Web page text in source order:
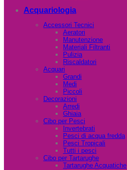
Acquariologia
Accessori Tecnici
Aeratori
Manutenzione
Materiali Filtranti
Pulizia
Riscaldatori
Acquari
Grandi
Medi
Piccoli
Decorazioni
Arredi
Ghiaia
Cibo per Pesci
Invertebrati
Pesci di acqua fredda
Pesci Tropicali
Tutti i pesci
Cibo per Tartarughe
Tartarughe Acquatiche